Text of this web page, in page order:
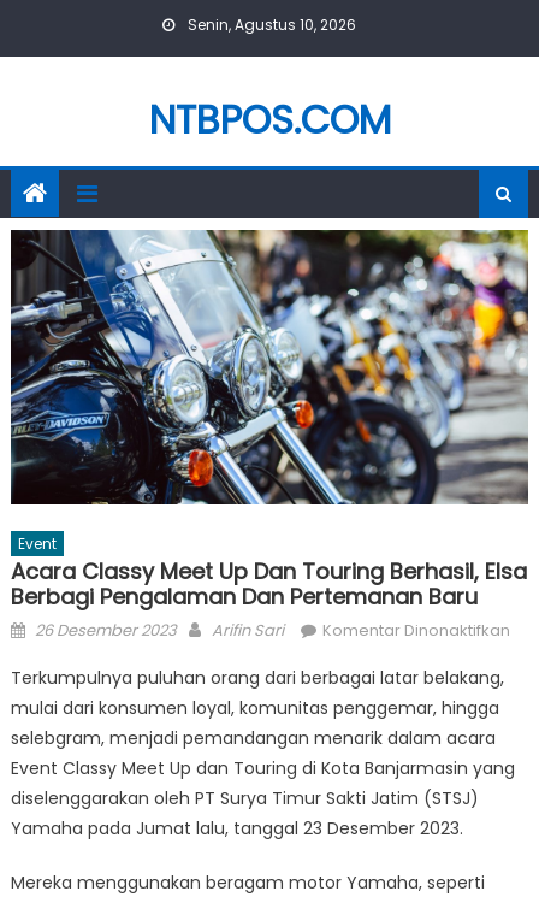
Senin, Agustus 10, 2026
NTBPOS.COM
Event
Acara Classy Meet Up Dan Touring Berhasil, Elsa
Berbagi Pengalaman Dan Pertemanan Baru
Posted
26 Desember 2023 Author
Arifin Sari Komentar Dinonaktifkan
dan
Terkumpulnya puluhan orang dari berbagai latar belakang,
mulai dari konsumen loyal, komunitas penggemar, hingga
selebgram, menjadi pemandangan menarik dalam acara
Event Classy Meet Up dan Touring di Kota Banjarmasin yang
diselenggarakan oleh PT Surya Timur Sakti Jatim (STSJ)
Yamaha pada Jumat lalu, tanggal 23 Desember 2023.
Mereka menggunakan beragam motor Yamaha, seperti